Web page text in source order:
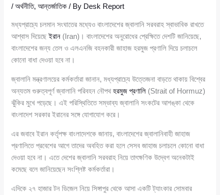
/অর্থনীতি,আন্তর্জাতিক / By Desk Report
মধ্যপ্রাচ্যে চলমান সংঘাতের মধ্যেও বাংলাদেশের জ্বালানি সরবরাহ স্বাভাবিক রাখতে
আশ্বাস দিয়েছেইরান (Iran)। বাংলাদেশের অনুরোধের প্রেক্ষিতে দেশটি জানিয়েছে,
বাংলাদেশের জন্য তেল ও এলএনজি বহনকারী জাহাজ হরমুজ প্রণালি দিয়ে চলাচলে
কোনো বাধা দেওয়া হবে না।
জ্বালানি মন্ত্রণালয়ের কর্মকর্তারা জানান, মধ্যপ্রাচ্যে উত্তেজনা বাড়তে থাকায় বিশ্বের
অন্যতম গুরুত্বপূর্ণ জ্বালানি পরিবহন নৌপথহরমুজ প্রণালি (Strait of Hormuz)
ঝুঁকির মুখে পড়েছে। এই পরিস্থিতিতে সম্ভাব্য জ্বালানি সংকটের আশঙ্কা থেকে
বাংলাদেশ সরকার ইরানের সঙ্গে যোগাযোগ করে।
এর জবাবে ইরান কর্তৃপক্ষ বাংলাদেশকে জানায়, বাংলাদেশের জ্বালানিবাহী জাহাজ
প্রণালিতে প্রবেশের আগে তাদের অবহিত করা হলে সেসব জাহাজ চলাচলে কোনো বাধা
দেওয়া হবে না। এতে দেশের জ্বালানি সরবরাহ নিয়ে তাৎক্ষণিক উদ্বেগ অনেকটাই
কমেছে বলে জানিয়েছেন সংশ্লিষ্ট কর্মকর্তারা।
এদিকে ২৭ হাজার টন ডিজেল নিয়ে সিঙ্গাপুর থেকে আসা একটি ট্যাংকার সোমবার